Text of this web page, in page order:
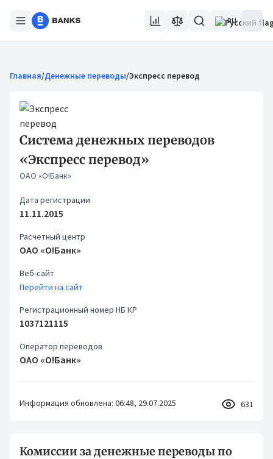
RU
Главная/Денежные переводы/Экспресс перевод
Система денежных переводов
«Экспресс перевод»
ОАО «О!Банк»
Дата регистрации
11.11.2015
Расчетный центр
ОАО «О!Банк»
Веб-сайт
Перейти на сайт
Регистрационный номер НБ КР
1037121115
Оператор переводов
ОАО «О!Банк»
Информация обновлена: 06:48, 29.07.2025 631
Комиссии за денежные переводы по